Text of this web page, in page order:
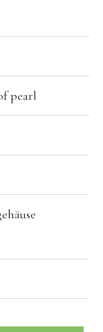
pearl